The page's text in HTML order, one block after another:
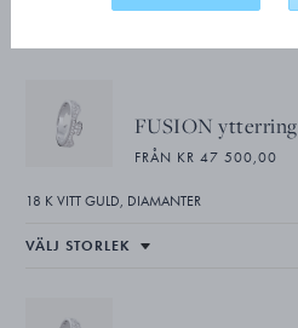
FUSION ytterring
FRÅN KR 47 500,00
18 K VITT GULD, DIAMANTER